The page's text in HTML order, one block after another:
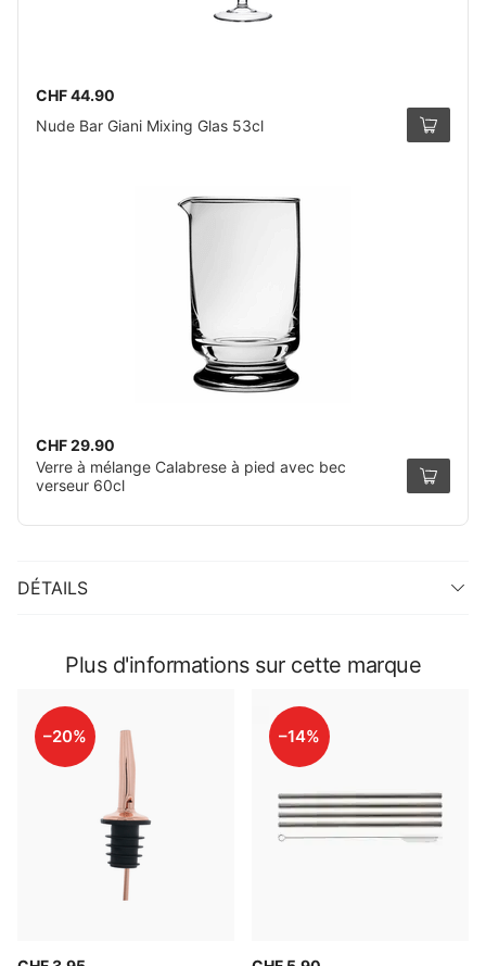
CHF 44.90
Nude Bar Giani Mixing Glas 53cl
CHF 29.90
Verre à mélange Calabrese à pied avec bec
verseur 60cl
DÉTAILS
Plus d'informations sur cette marque
–20% –14%